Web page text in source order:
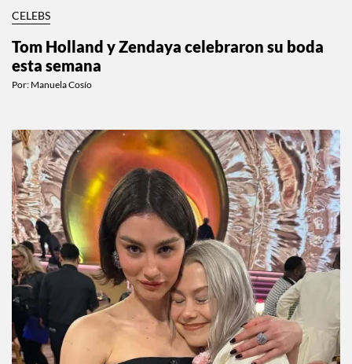
CELEBS
Tom Holland y Zendaya celebraron su boda
esta semana
Por: Manuela Cosío